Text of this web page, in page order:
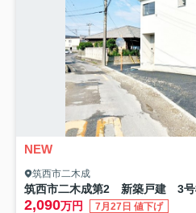
NEW
筑西市二木成
筑西市二木成第2 新築戸建 3
2,090万円 7月27日 値下げ